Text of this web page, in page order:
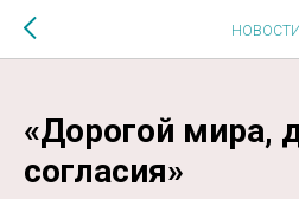
$MESSAGE$
НОВОСТИ
«Дорогой мира,
согласия»